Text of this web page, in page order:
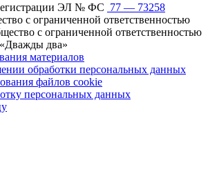
ЭЛ № ФС 77 — 73258
с ограниченной ответственностью
с ограниченной ответственностью
два»
материалов
обработки персональных данных
файлов cookie
персональных данных